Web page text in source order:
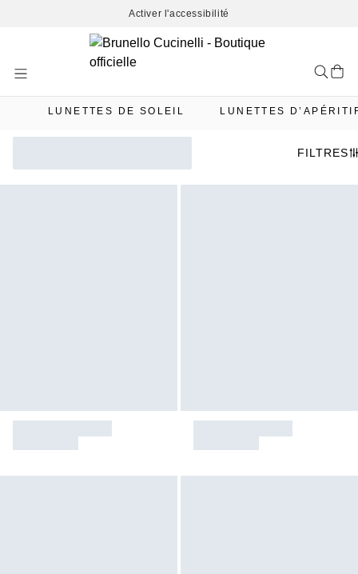
Activer l'accessibilité
Content
LUNETTES DE SOLEIL LUNETTES
FILTRES